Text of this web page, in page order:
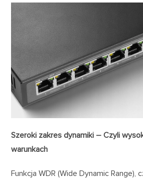
Szeroki zakres dynamiki – Czyli
warunkach
Funkcja WDR (Wide Dynamic Range),